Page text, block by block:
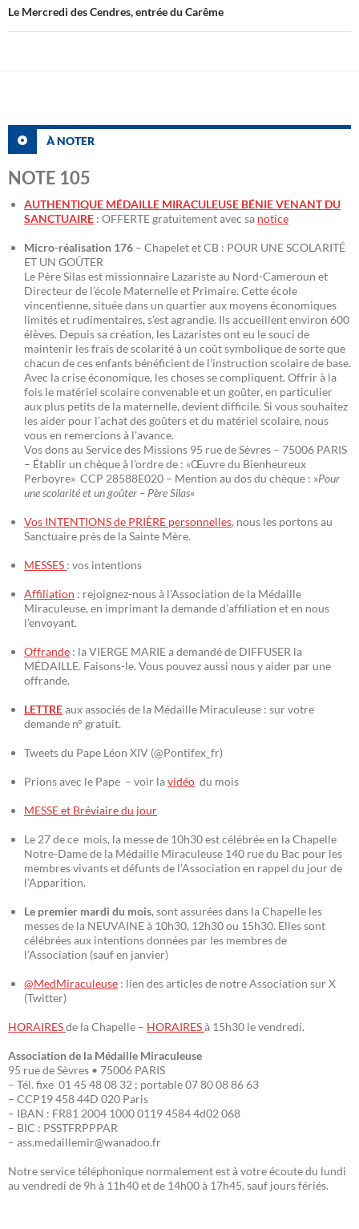
Le Mercredi des Cendres, entrée du Carême
À NOTER
NOTE 105
AUTHENTIQUE MÉDAILLE MIRACULEUSE BÉNIE VENANT DU
SANCTUAIRE : OFFERTE gratuitement avec sa notice
Micro-réalisation 176 – Chapelet et CB : POUR UNE SCOLARITÉ
ET UN GOÛTER
Le Père Silas est missionnaire Lazariste au Nord-Cameroun et
Directeur de l’école Maternelle et Primaire. Cette école
vincentienne, située dans un quartier aux moyens économiques
limités et rudimentaires, s’est agrandie. Ils accueillent environ 600
élèves. Depuis sa création, les Lazaristes ont eu le souci de
maintenir les frais de scolarité à un coût symbolique de sorte que
chacun de ces enfants bénéficient de l’instruction scolaire de base.
Avec la crise économique, les choses se compliquent. Offrir à la
fois le matériel scolaire convenable et un goûter, en particulier
aux plus petits de la maternelle, devient difficile. Si vous souhaitez
les aider pour l’achat des goûters et du matériel scolaire, nous
vous en remercions à l’avance.
Vos dons au Service des Missions 95 rue de Sèvres – 75006 PARIS
– Établir un chèque à l’ordre de : «Œuvre du Bienheureux
Perboyre» CCP 28588E020 – Mention au dos du chèque : »Pour
une scolarité et un goûter – Père Silas«
Vos INTENTIONS de PRIÈRE personnelles, nous les portons au
Sanctuaire près de la Sainte Mère.
MESSES : vos intentions
Affiliation : rejoignez-nous à l’Association de la Médaille
Miraculeuse, en imprimant la demande d’affiliation et en nous
l’envoyant.
Offrande : la VIERGE MARIE a demandé de DIFFUSER la
MÉDAILLE. Faisons-le. Vous pouvez aussi nous y aider par une
offrande.
LETTREaux associés de la Médaille Miraculeuse : sur votre
demande n° gratuit.
Tweets du Pape Léon XIV (@Pontifex_fr)
Prions avec le Pape – voir lavidéo du mois
MESSE et Bréviaire du jour
Le 27 de ce mois, la messe de 10h30 est célébrée en la Chapelle
Notre-Dame de la Médaille Miraculeuse 140 rue du Bac pour les
membres vivants et défunts de l’Association en rappel du jour de
l’Apparition.
Le premier mardi du mois, sont assurées dans la Chapelle les
messes de la NEUVAINE à 10h30, 12h30 ou 15h30. Elles sont
célébrées aux intentions données par les membres de
l’Association (sauf en janvier)
@MedMiraculeuse : lien des articles de notre Association sur X
(Twitter)
HORAIRESde la Chapelle – HORAIRESà 15h30 le vendredi.
Association de la Médaille Miraculeuse
95 rue de Sèvres • 75006 PARIS
– Tél. fixe 01 45 48 08 32 ; portable 07 80 08 86 63
– CCP19 458 44D 020 Paris
– IBAN : FR81 2004 1000 0119 4584 4d02 068
– BIC : PSSTFRPPPAR
– ass.medaillemir@wanadoo.fr
Notre service téléphonique normalement est à votre écoute du lundi
au vendredi de 9h à 11h40 et de 14h00 à 17h45, sauf jours fériés.